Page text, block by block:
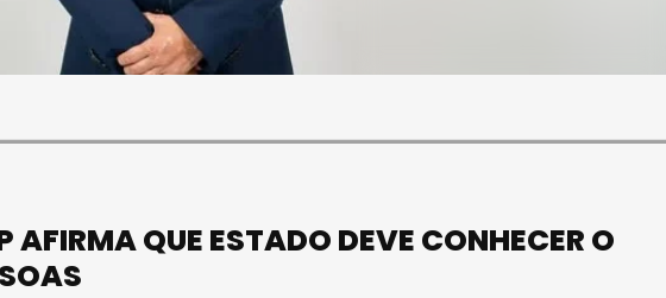
AFIRMA QUE ESTADO DEVE CONHECER O